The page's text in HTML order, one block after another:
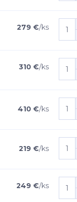
279 €/ks
310 €/ks
410 €/ks
219 €/ks
249 €/ks